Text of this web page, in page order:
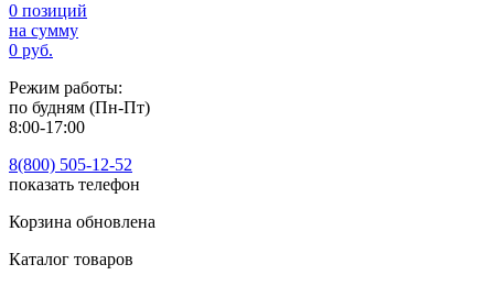
0 позиций
на сумму
0 руб.
Режим работы:
по будням (Пн-Пт)
8:00-17:00
8(800) 505-12-52
показать телефон
Корзина обновлена
Каталог товаров